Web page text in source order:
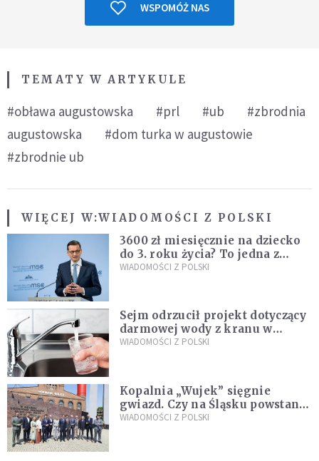
WSPOMÓŻ NAS
TEMATY W ARTYKULE
#obława augustowska #prl #ub
#zbrodnia
augustowska
#dom turka w augustowie
#zbrodnie ub
WIĘCEJ W:WIADOMOŚCI Z POLSKI
3600 zł miesięcznie na dziecko
do 3. roku życia? To jedna z
propozycji programu "Rozwój
WIADOMOŚCI Z POLSKI
Sejm odrzucił projekt dotyczący
darmowej wody z kranu w
restauracjach
WIADOMOŚCI Z POLSKI
Kopalnia „Wujek” sięgnie
gwiazd. Czy na Śląsku powstanie
„Dolina Krzemowa”?
WIADOMOŚCI Z POLSKI